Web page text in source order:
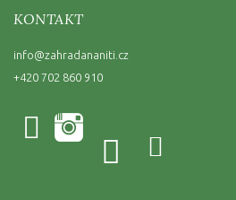
KONTAKT
info@zahradananiti.cz
+420 702 860 910